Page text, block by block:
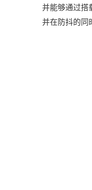
并能够通过搭
并在防抖的同